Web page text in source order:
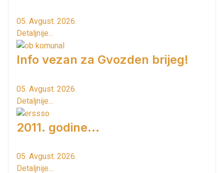
05. Avgust. 2026.
Detaljnije...
Info vezan za Gvozden brijeg!
05. Avgust. 2026.
Detaljnije...
2011. godine...
05. Avgust. 2026.
Detaljnije...